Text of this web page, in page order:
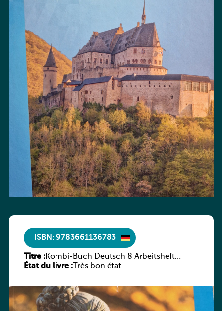
ISBN: 9783661136783
Titre :Kombi-Buch Deutsch 8 Arbeitsheft
(Neue Ausgabe Luxemburg)
État du livre :Très bon état